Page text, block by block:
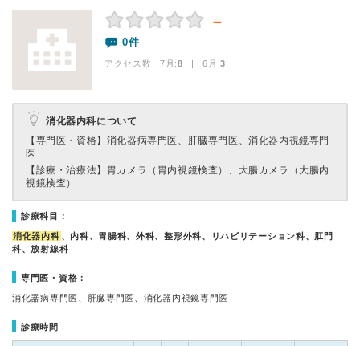
－
0件
アクセス数 7月:8 | 6月:3
消化器内科について
【専門医・資格】 消化器病専門医、肝臓専門医、消化器内視鏡専門
医
【診療・治療法】 胃カメラ（胃内視鏡検査）、大腸カメラ（大腸内
視鏡検査）
診療科目：
消化器内科 、内科、胃腸科、外科、整形外科、リハビリテーション科、肛門
科、放射線科
専門医・資格：
消化器病専門医、肝臓専門医、消化器内視鏡専門医
診療時間